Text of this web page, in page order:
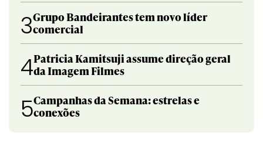
3Grupo Bandeirantes tem novo líder
comercial
4Patricia Kamitsuji assume direção geral
da Imagem Filmes
5Campanhas da Semana: estrelas e
conexões